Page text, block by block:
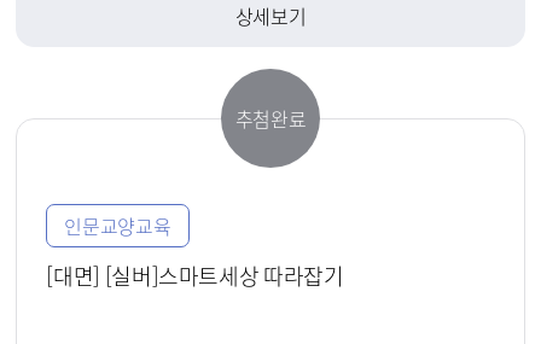
상세보기
추첨완료
인문교양교육
[대면] [실버]스마트세상 따라잡기